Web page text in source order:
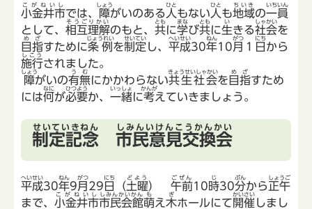
小金井市
こがねいし
では、 障
しょう
がいのある 人
ひと
もない 人
ひと
も地域
ちいき
の一員
いちいん
として、 相互理解
そうごりかい
のもと、 共
とも
に学
まな
び共
とも
に生
い
きる社会
しゃかい
を
目指
めざ
すために条例
じょうれい
を制定
せいてい
し、 平成
へいせい
30年
ねん
10月
がつ
１ 日
にち
から
施行
しこう
されました。
障
しょう
がいの有無
うむ
にかかわらない共生社会
きょうせいしゃかい
を目指
めざ
すため
には何
なに
が必要
ひつよう
か、 一緒
いっしょ
に考
かんが
えていきましょう。
制定記念
せいていきねん
市民意見交換会
しみんいけんこうかんかい
平成
へいせい
30年
ねん
9月
がつ
29日
にち
（土曜
どよう
） 午前
ごぜん
10時
じ
30分
ぷん
から正午
しょうご
まで、 小金井市
こがねいし
市民会館
しみんかいかん
萌
も
え 木
ぎ
ホールにて開催
かいさい
しまし